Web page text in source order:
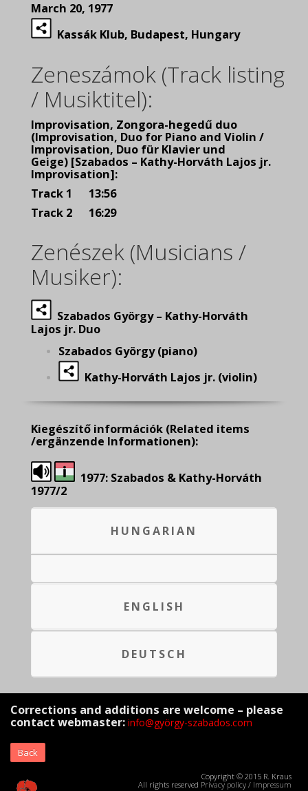
March 20, 1977
Kassák Klub, Budapest, Hungary
Zeneszámok (Track listing
/ Musiktitel):
Improvisation, Zongora-hegedű duo
(Improvisation, Duo for Piano and Violin /
Improvisation, Duo für Klavier und
Geige) [Szabados – Kathy-Horváth Lajos jr.
Improvisation]:
Track 1 13:56
Track 2 16:29
Zenészek (Musicians /
Musiker):
Szabados György – Kathy-Horváth
Lajos jr. Duo
Szabados György (piano)
Kathy-Horváth Lajos jr. (violin)
Kiegészítő információk (Related items
/ergänzende Informationen):
1977: Szabados & Kathy-Horváth
1977/2
HUNGARIAN
ENGLISH
DEUTSCH
Corrections and additions are welcome – please
contact webmaster: info@györgy-szabados.com
Back
Copyright © 2015 R. Kraus
All rights reserved Privacy policy / Impressum